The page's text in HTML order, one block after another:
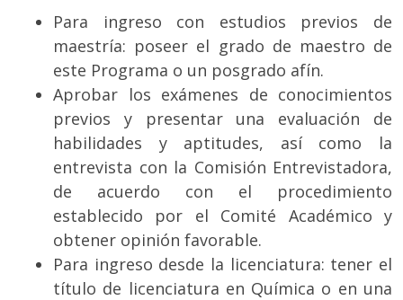
Para ingreso con estudios previos de
maestría: poseer el grado de maestro de
este Programa o un posgrado afín.
Aprobar los exámenes de conocimientos
previos y presentar una evaluación de
habilidades y aptitudes, así como la
entrevista con la Comisión Entrevistadora,
de acuerdo con el procedimiento
establecido por el Comité Académico y
obtener opinión favorable.
Para ingreso desde la licenciatura: tener el
título de licenciatura en Química o en una